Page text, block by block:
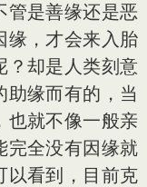
管是善缘还是恶
缘，才会来入胎
？却是人类刻意
助缘而有的，当
也就不像一般亲
完全没有因缘就
以看到，目前克